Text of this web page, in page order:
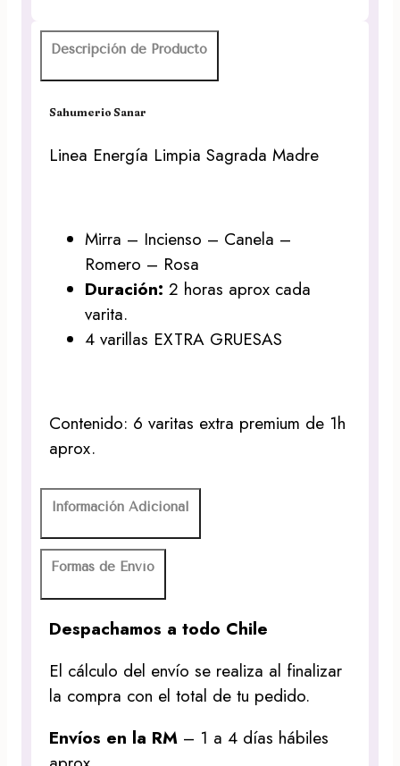
Descripción de Producto
Sahumerio Sanar
Linea Energía Limpia Sagrada Madre
Mirra – Incienso – Canela –
Romero – Rosa
Duración:2 horas aprox cada
varita.
4 varillas EXTRA GRUESAS
Contenido: 6 varitas extra premium de 1h
aprox.
Información Adicional
Formas de Envío
Despachamos a todo Chile
El cálculo del envío se realiza al finalizar
la compra con el total de tu pedido.
Envíos en la RM – 1 a 4 días hábiles